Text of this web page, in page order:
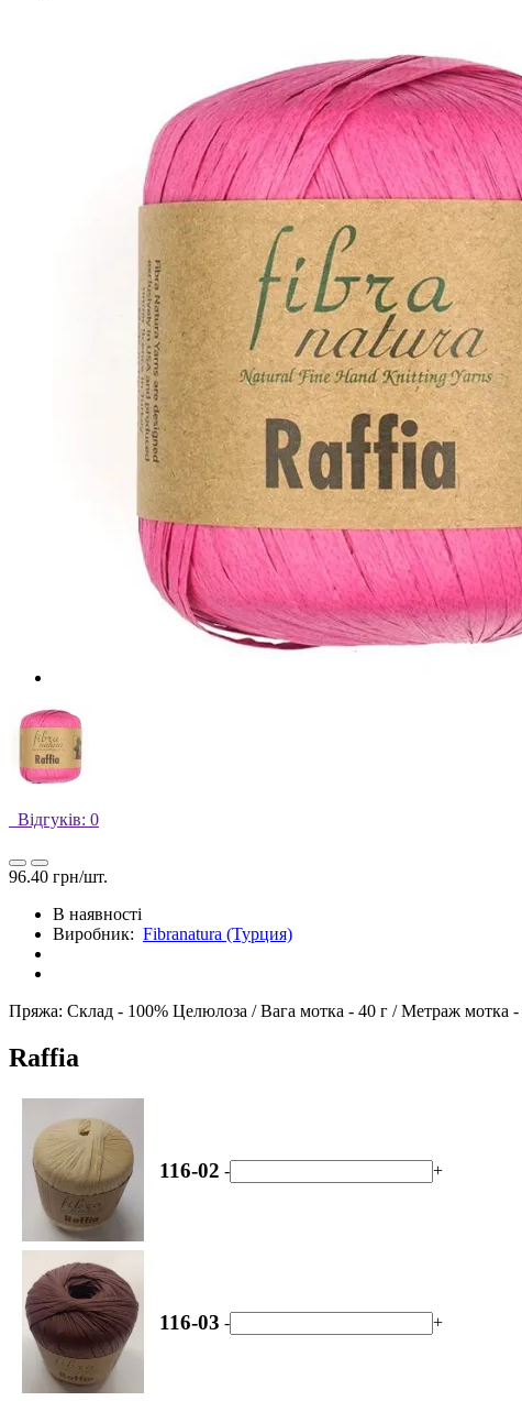
Відгуків: 0
96.40 грн/шт.
В наявності
Виробник: Fibranatura (Турция)
Пряжа: Склад - 100% Целюлоза /Вага мотка - 40 г /Метраж мотка -
Raffia
116-02 - +
116-03 - +